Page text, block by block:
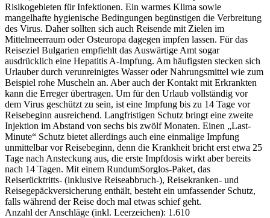
Risikogebieten für Infektionen. Ein warmes Klima sowie
mangelhafte hygienische Bedingungen begünstigen die Verbreitung
des Virus. Daher sollten sich auch Reisende mit Zielen im
Mittelmeerraum oder Osteuropa dagegen impfen lassen. Für das
Reiseziel Bulgarien empfiehlt das Auswärtige Amt sogar
ausdrücklich eine Hepatitis A-Impfung. Am häufigsten stecken sich
Urlauber durch verunreinigtes Wasser oder Nahrungsmittel wie zum
Beispiel rohe Muscheln an. Aber auch der Kontakt mit Erkrankten
kann die Erreger übertragen. Um für den Urlaub vollständig vor
dem Virus geschützt zu sein, ist eine Impfung bis zu 14 Tage vor
Reisebeginn ausreichend. Langfristigen Schutz bringt eine zweite
Injektion im Abstand von sechs bis zwölf Monaten. Einen „Last-
Minute“ Schutz bietet allerdings auch eine einmalige Impfung
unmittelbar vor Reisebeginn, denn die Krankheit bricht erst etwa 25
Tage nach Ansteckung aus, die erste Impfdosis wirkt aber bereits
nach 14 Tagen. Mit einem RundumSorglos-Paket, das
Reiserücktritts- (inklusive Reiseabbruch-), Reisekranken- und
Reisegepäckversicherung enthält, besteht ein umfassender Schutz,
falls während der Reise doch mal etwas schief geht.
Anzahl der Anschläge (inkl. Leerzeichen): 1.610